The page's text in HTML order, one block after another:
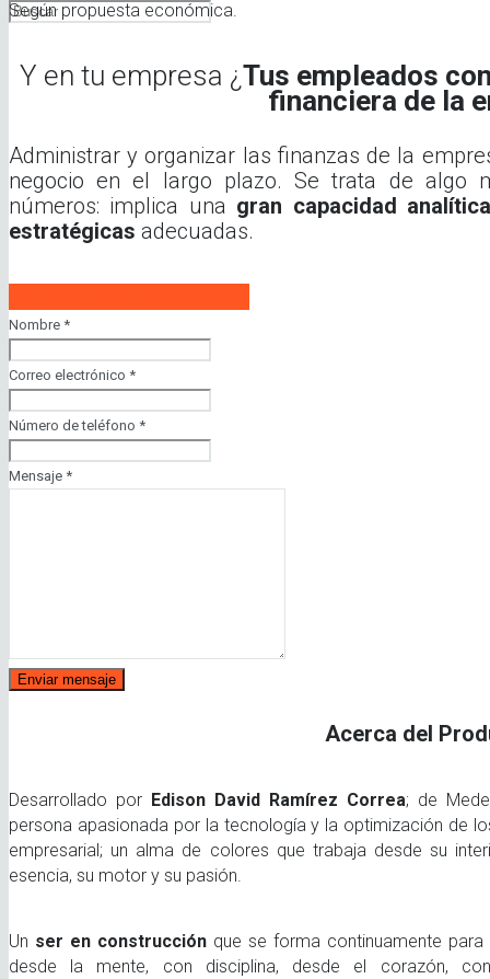
Según propuesta económica.
Y en tu empresa ¿Tus empleados
financiera de la
Administrar y organizar las finanzas de la
negocio en el largo plazo. Se trata de algo
números: implica una gran capacidad
estratégicas adecuadas.
Nombre *
Correo electrónico *
Número de teléfono *
Mensaje *
Enviar mensaje
Acerca del
Desarrollado por Edison David Ramírez Correa; de
persona apasionada por la tecnología y la optimización de
empresarial; un alma de colores que trabaja desde su
esencia, su motor y su pasión.
Un ser en construcciónque se forma continuamente
desde la mente, con disciplina, desde el corazón,